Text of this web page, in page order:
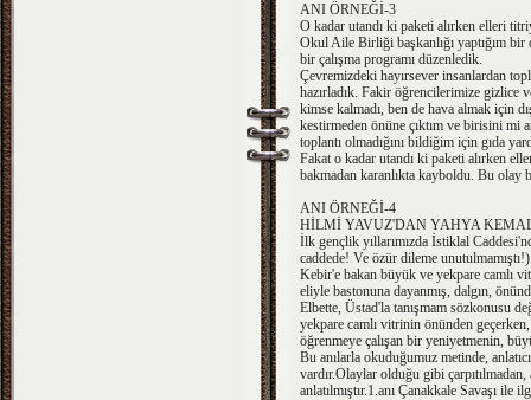
ANI ÖRNEĞİ-3
O kadar utandı ki paketi alırken elleri
Okul Aile Birliği başkanlığı yaptığım
bir çalışma programı düzenledik.
Çevremizdeki hayırsever insanlardan
hazırladık. Fakir öğrencilerimize gizlice
kimse kalmadı, ben de hava almak için
kestirmeden önüne çıktım ve birisini mi
toplantı olmadığını bildiğim için gıda
Fakat o kadar utandı ki paketi alırken
bakmadan karanlıkta kayboldu. Bu olay
ANI ÖRNEĞİ-4
HİLMİ YAVUZ'DAN YAHYA
İlk gençlik yıllarımızda İstiklal
caddede! Ve özür dileme
Kebir'e bakan büyük ve yekpare camlı
eliyle bastonuna dayanmış, dalgın,
Elbette, Üstad'la tanışmam sözkonusu
yekpare camlı vitrinin önünden
öğrenmeye çalışan bir yeniyetmenin,
Bu anılarla okuduğumuz metinde,
vardır.Olaylar olduğu gibi çarpıtılmadan,
anlatılmıştır.1.anı Çanakkale Savaşı